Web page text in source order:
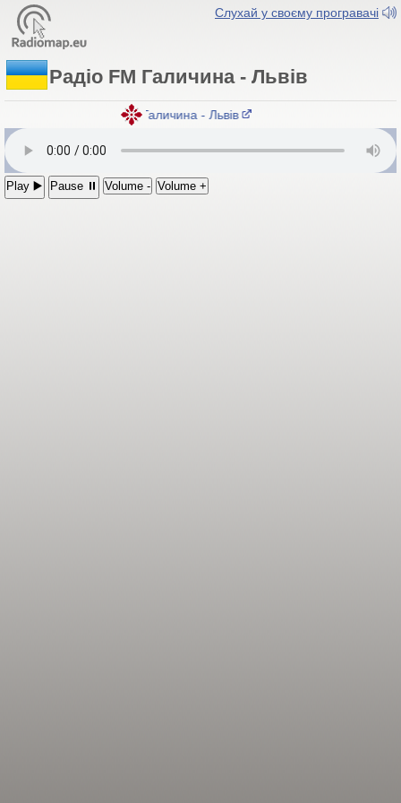
Слухай у своєму програвачі
Радіо FM Галичина - Львів
Радіо FM Галичина - Львів
Play ▶️ Pause ⏸ Volume - Volume +